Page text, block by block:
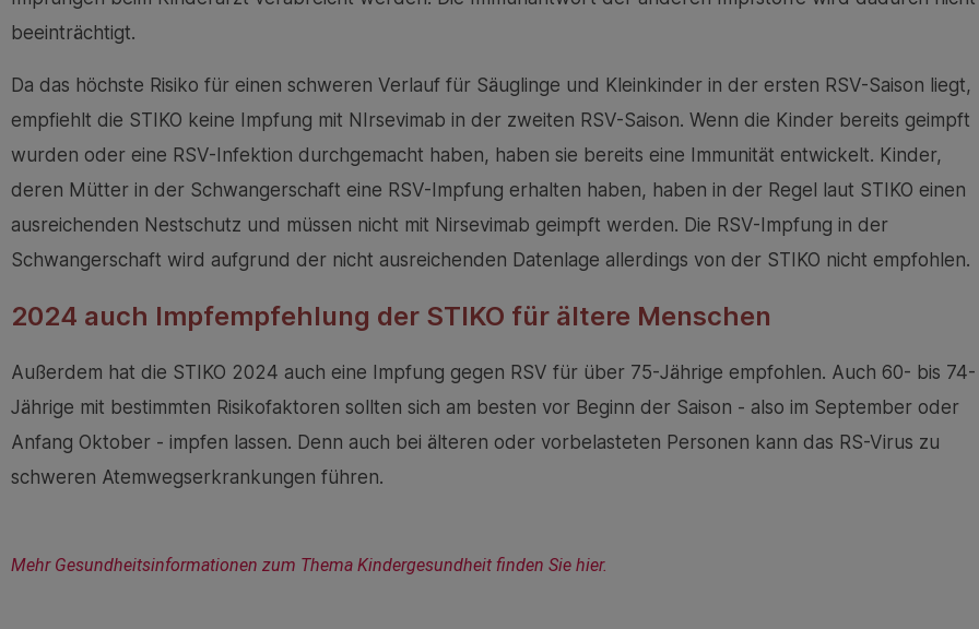
beeinträchtigt.
Da das höchste Risiko für einen schweren Verlauf für Säuglinge und Kleinkinder in der ersten RSV-Saison liegt,
empfiehlt die STIKO keine Impfung mit NIrsevimab in der zweiten RSV-Saison. Wenn die Kinder bereits geimpft
wurden oder eine RSV-Infektion durchgemacht haben, haben sie bereits eine Immunität entwickelt. Kinder,
deren Mütter in der Schwangerschaft eine RSV-Impfung erhalten haben, haben in der Regel laut STIKO einen
ausreichenden Nestschutz und müssen nicht mit Nirsevimab geimpft werden. Die RSV-Impfung in der
Schwangerschaft wird aufgrund der nicht ausreichenden Datenlage allerdings von der STIKO nicht empfohlen.
2024 auch Impfempfehlung der STIKO für ältere Menschen
Außerdem hat die STIKO 2024 auch eine Impfung gegen RSV für über 75-Jährige empfohlen. Auch 60- bis 74-
Jährige mit bestimmten Risikofaktoren sollten sich am besten vor Beginn der Saison - also im September oder
Anfang Oktober - impfen lassen. Denn auch bei älteren oder vorbelasteten Personen kann das RS-Virus zu
schweren Atemwegserkrankungen führen.
Mehr Gesundheitsinformationen zum Thema Kindergesundheit finden Sie hier.